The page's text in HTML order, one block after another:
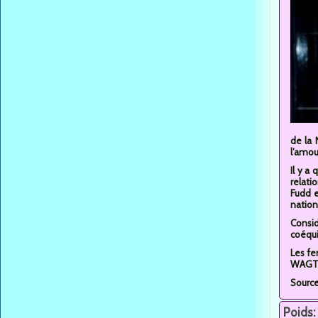
de la
Il y a
Fudd
Les
Poids: